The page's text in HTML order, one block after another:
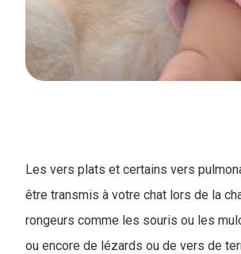
Les vers plats et certains vers
être transmis à votre chat lors de la
rongeurs comme les souris ou les
ou encore de lézards ou de vers de